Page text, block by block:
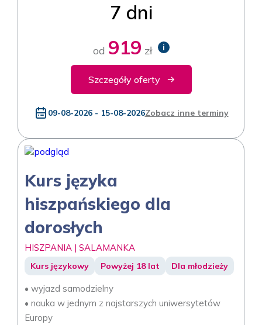
7 dni
od 919 zł i
Szczegóły oferty
09-08-2026 - 15-08-2026Zobacz inne terminy
Kurs języka
hiszpańskiego dla
dorosłych
HISZPANIA | SALAMANKA
Kurs językowy Powyżej 18 lat Dla młodzieży
• wyjazd samodzielny
• nauka w jednym z najstarszych uniwersytetów
Europy